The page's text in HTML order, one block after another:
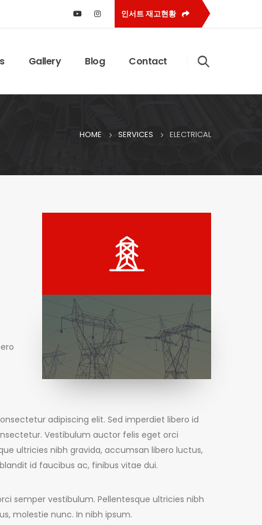
인서트 재고현황
Gallery Blog Contact
HOME SERVICES ELECTRICAL
adipiscing elit. Sed imperdiet libero id
Vestibulum auctor felis eget orci
ultricies nibh gravida, accumsan libero luctus,
id faucibus ac, finibus vitae dui.
semper vestibulum. Pellentesque ultricies nibh
molestie nunc. In nibh ipsum.